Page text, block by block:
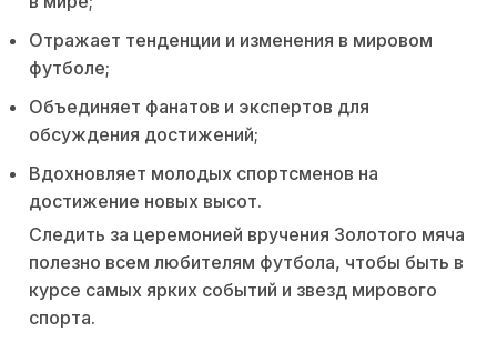
Отражает тенденции и изменения в мировом
футболе;
Объединяет фанатов и экспертов для
обсуждения достижений;
Вдохновляет молодых спортсменов на
достижение новых высот.
Следить за церемонией вручения Золотого мяча
полезно всем любителям футбола, чтобы быть в
курсе самых ярких событий и звезд мирового
спорта.